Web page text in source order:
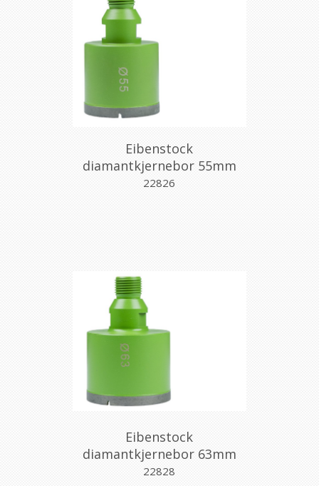
Eibenstock
diamantkjernebor 55mm
m/gjenger
22826
Eibenstock
diamantkjernebor 63mm
m/gjenger
22828